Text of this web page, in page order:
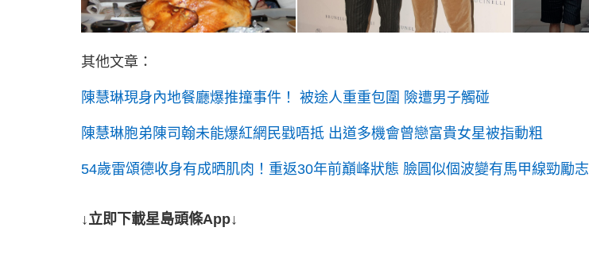
其他文章：
陳慧琳現身內地餐廳爆推撞事件！ 被途人重重包圍 險遭男子觸碰
陳慧琳胞弟陳司翰未能爆紅網民戥唔抵 出道多機會曾戀富貴女星被指動粗
54歲雷頌德收身有成晒肌肉！重返30年前巔峰狀態 臉圓似個波變有馬甲線勁勵志
↓立即下載星島頭條App↓